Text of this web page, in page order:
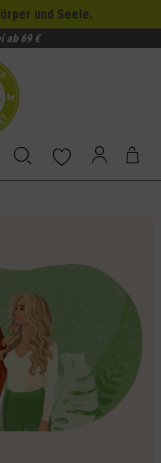
und Seele.
ab 69 €